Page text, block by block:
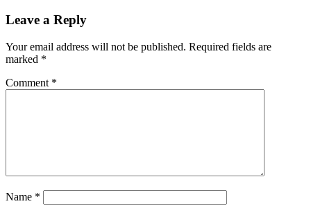
Leave a Reply
Your email address will not be published. Required fields are
marked *
Comment *
Name *